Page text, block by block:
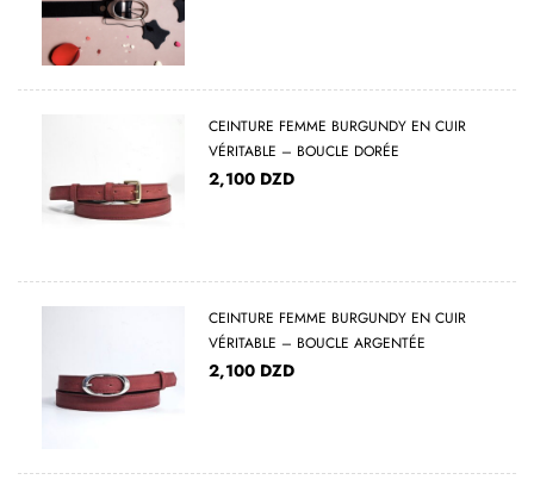
CEINTURE FEMME BURGUNDY EN CUIR
VÉRITABLE – BOUCLE DORÉE
2,100 DZD
CEINTURE FEMME BURGUNDY EN CUIR
VÉRITABLE – BOUCLE ARGENTÉE
2,100 DZD